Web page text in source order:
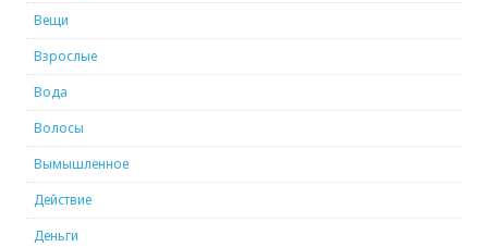
Вещи
Взрослые
Вода
Волосы
Вымышленное
Действие
Деньги